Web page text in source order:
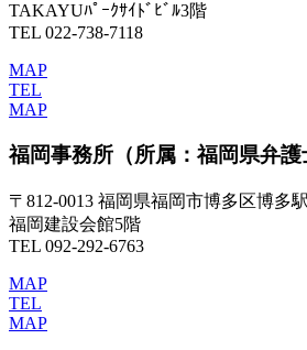
TAKAYUﾊﾟｰｸｻｲﾄﾞﾋﾞﾙ3階
TEL 022-738-7118
MAP
TEL
MAP
福岡事務所 （所属：福岡県弁護
〒812-0013 福岡県福岡市博多区博多
福岡建設会館5階
TEL 092-292-6763
MAP
TEL
MAP